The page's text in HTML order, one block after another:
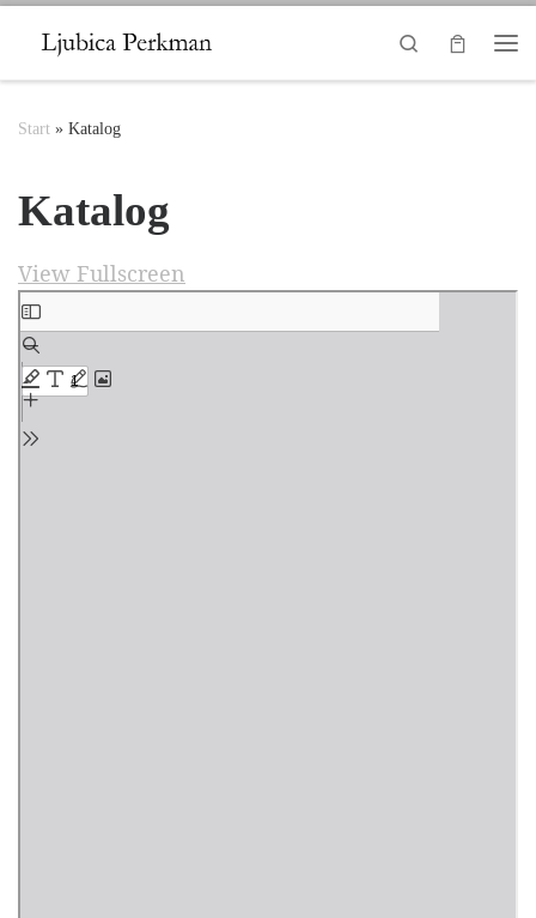
Zum Inhalt springen
Search
Start » Katalog
Katalog
View Fullscreen
Zum PDF-Inhalt springen